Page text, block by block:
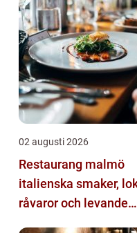
02 augusti 2026
Restaurang malmö
italienska smaker,
råvaror och levande